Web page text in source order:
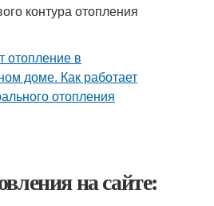
контура отопления
на сайте: